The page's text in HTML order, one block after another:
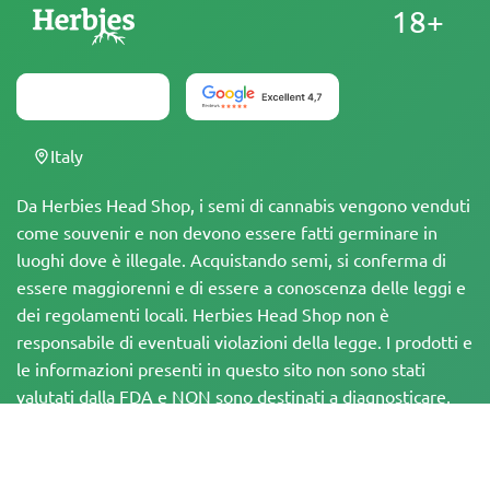
Da Herbies Head Shop, i semi di cannabis vengono venduti
come souvenir e non devono essere fatti germinare in
luoghi dove è illegale. Acquistando semi, si conferma di
essere maggiorenni e di essere a conoscenza delle leggi e
dei regolamenti locali. Herbies Head Shop non è
responsabile di eventuali violazioni della legge. I prodotti e
le informazioni presenti in questo sito non sono stati
valutati dalla FDA e NON sono destinati a diagnosticare,
18+
Italy